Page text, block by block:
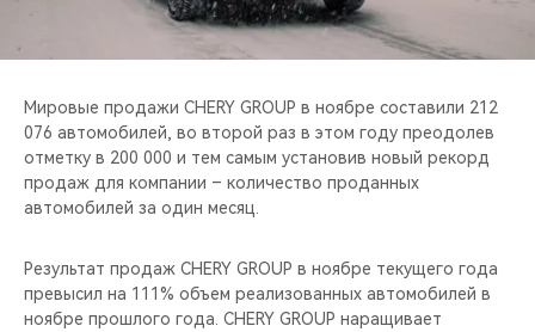
CHERY И СПОРТ
НАШИ МЕРОПРИЯТИЯ
ВИДЕООБЗОРЫ
Мировые продажи CHERY GROUP в ноябре составили 212
076 автомобилей, во второй раз в этом году преодолев
отметку в 200 000 и тем самым установив новый рекорд
продаж для компании – количество проданных
автомобилей за один месяц.
Результат продаж CHERY GROUP в ноябре текущего года
превысил на 111% объем реализованных автомобилей в
ноябре прошлого года. CHERY GROUP наращивает